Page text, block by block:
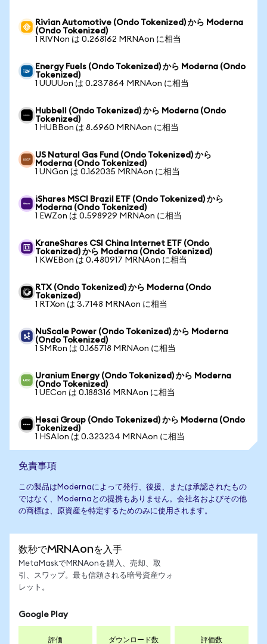
Rivian Automotive (Ondo Tokenized) から Moderna
(Ondo Tokenized)
1 RIVNon は 0.268162 MRNAon に相当
Energy Fuels (Ondo Tokenized) から Moderna (Ondo
Tokenized)
1 UUUUon は 0.237864 MRNAon に相当
Hubbell (Ondo Tokenized) から Moderna (Ondo
Tokenized)
1 HUBBon は 8.6960 MRNAon に相当
US Natural Gas Fund (Ondo Tokenized) から
Moderna (Ondo Tokenized)
1 UNGon は 0.162035 MRNAon に相当
iShares MSCI Brazil ETF (Ondo Tokenized) から
Moderna (Ondo Tokenized)
1 EWZon は 0.598929 MRNAon に相当
KraneShares CSI China Internet ETF (Ondo
Tokenized) から Moderna (Ondo Tokenized)
1 KWEBon は 0.480917 MRNAon に相当
RTX (Ondo Tokenized) から Moderna (Ondo
Tokenized)
1 RTXon は 3.7148 MRNAon に相当
NuScale Power (Ondo Tokenized) から Moderna
(Ondo Tokenized)
1 SMRon は 0.165718 MRNAon に相当
Uranium Energy (Ondo Tokenized) から Moderna
(Ondo Tokenized)
1 UECon は 0.188316 MRNAon に相当
Hesai Group (Ondo Tokenized) から Moderna (Ondo
Tokenized)
1 HSAIon は 0.323234 MRNAon に相当
免責事項
この製品はModernaによって発行、後援、または承認されたもの
ではなく、Modernaとの提携もありません。会社名およびその他
の商標は、原資産を特定するためのみに使用されます。
数秒でMRNAonを入手
MetaMaskでMRNAonを購入、売却、取
引、スワップ。最も信頼される暗号資産ウォ
レット。
Google Play
評価 ダウンロード数 評価数